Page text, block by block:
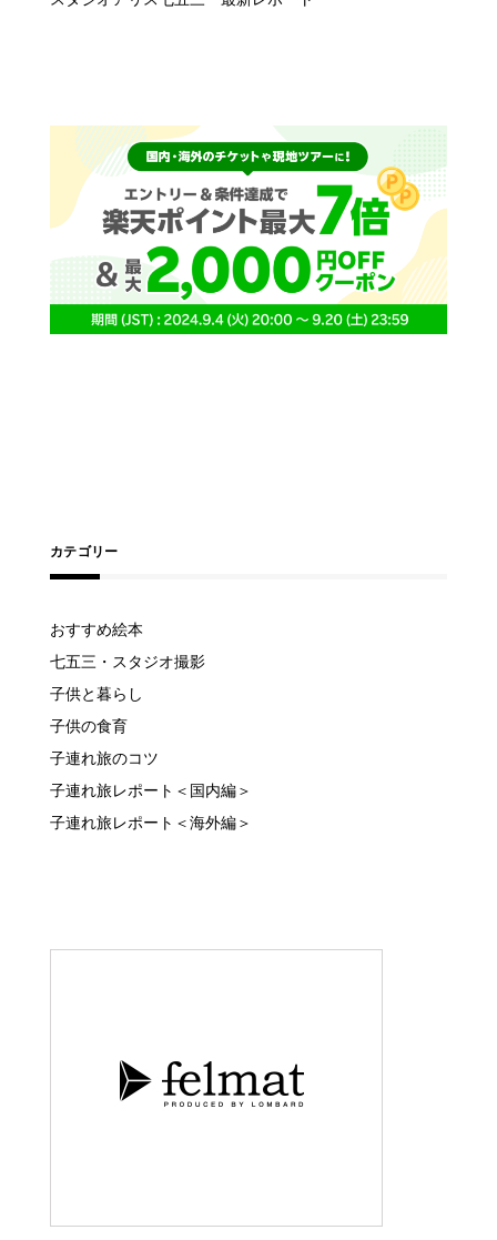
カテゴリー
おすすめ絵本
七五三・スタジオ撮影
子供と暮らし
子供の食育
子連れ旅のコツ
子連れ旅レポート＜国内編＞
子連れ旅レポート＜海外編＞